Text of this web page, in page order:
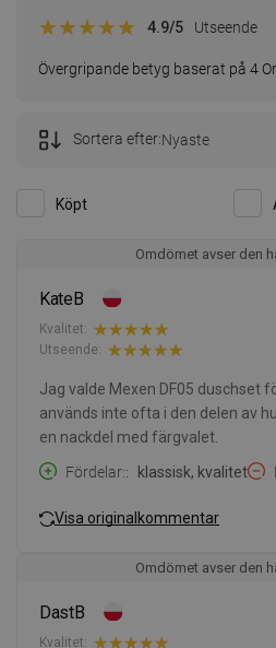
Övergripande betyg baserat på 4
4.9/5 Utseende
Köpt
Sortera efter:Nyaste
Omdömet avser den
KateB
Kvalitet:
Utseende:
Jag valde Mexen DF05 duschset
används inte ofta i den delen av
en nackdel med färgvalet.
Fördelar:
klassisk, kvalitet
Visa originalkommentar
Omdömet avser den
DastB
Kvalitet: